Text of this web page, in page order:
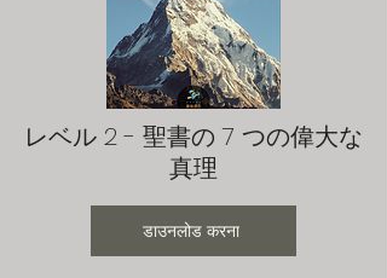
レベル 2 - 聖書の 7 つの偉大な
真理
डाउनलोड करना